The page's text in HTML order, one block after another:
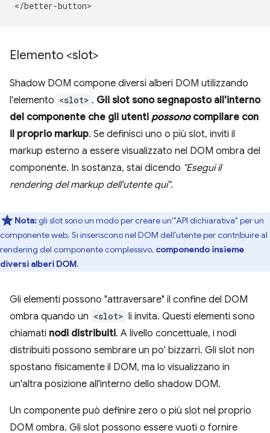
Elemento <slot>
Shadow DOM compone diversi alberi DOM utilizzando
l'elemento <slot> . Gli slot sono segnaposto all'interno
del componente che gli utenti possonocompilare con
il proprio markup. Se definisci uno o più slot, inviti il
markup esterno a essere visualizzato nel DOM ombra del
componente. In sostanza, stai dicendo "Esegui il
rendering del markup dell'utente qui".
Nota:gli slot sono un modo per creare un'"API dichiarativa" per un
componente web. Si inseriscono nel DOM dell'utente per contribuire al
rendering del componente complessivo, componendo insieme
diversi alberi DOM.
Gli elementi possono "attraversare" il confine del DOM
ombra quando un <slot> li invita. Questi elementi sono
chiamati nodi distribuiti. A livello concettuale, i nodi
distribuiti possono sembrare un po' bizzarri. Gli slot non
spostano fisicamente il DOM, ma lo visualizzano in
un'altra posizione all'interno dello shadow DOM.
Un componente può definire zero o più slot nel proprio
DOM ombra. Gli slot possono essere vuoti o fornire